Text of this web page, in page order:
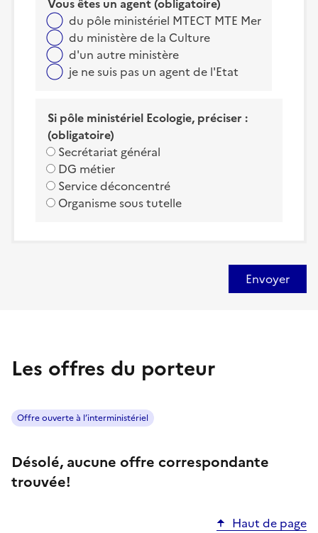
Vous êtes un agent(obligatoire)
du pôle ministériel MTECT MTE Mer
du ministère de la Culture
d'un autre ministère
je ne suis pas un agent de l'Etat
Si pôle ministériel Ecologie, préciser :
(obligatoire)
Secrétariat général
DG métier
Service déconcentré
Organisme sous tutelle
Envoyer
Les offres du porteur
Offre ouverte à l’interministériel
Désolé, aucune offre correspondante
trouvée!
Haut de page